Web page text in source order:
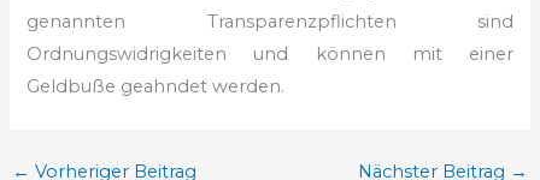
genannten Transparenzpflichten sind
Ordnungswidrigkeiten und können mit einer
Geldbuße geahndet werden.
← Vorheriger Beitrag Nächster Beitrag →